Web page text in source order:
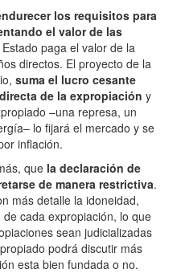
los requisitos para
el valor de las
paga el valor de la
directos. El proyecto de la
suma el lucro cesante
de la expropiación y
–una represa, un
lo fijará el mercado y se
inflación.
que la declaración de
de manera restrictiva.
más detalle la idoneidad,
cada expropiación, lo que
sean judicializadas
podrá discutir más
esta bien fundada o no.